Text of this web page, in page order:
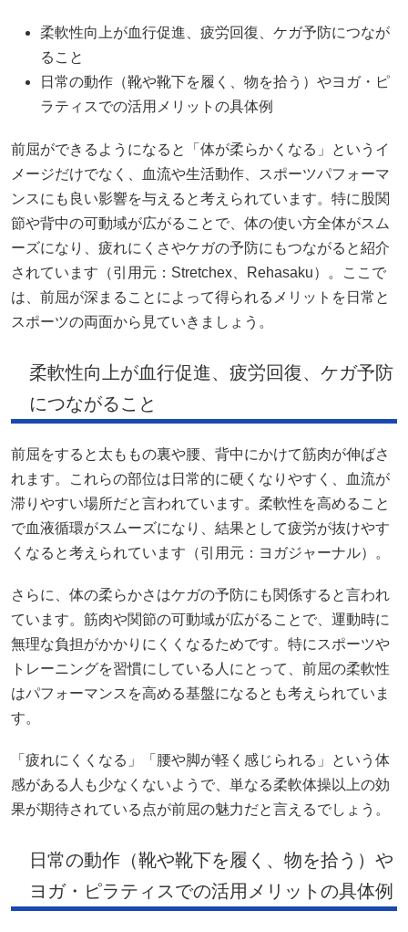
柔軟性向上が血行促進、疲労回復、ケガ予防につなが
ること
日常の動作（靴や靴下を履く、物を拾う）やヨガ・ピ
ラティスでの活用メリットの具体例
前屈ができるようになると「体が柔らかくなる」というイ
メージだけでなく、血流や生活動作、スポーツパフォーマ
ンスにも良い影響を与えると考えられています。特に股関
節や背中の可動域が広がることで、体の使い方全体がスム
ーズになり、疲れにくさやケガの予防にもつながると紹介
されています（引用元： Stretchex 、Rehasaku）。ここで
は、前屈が深まることによって得られるメリットを日常と
スポーツの両面から見ていきましょう。
柔軟性向上が血行促進、疲労回復、ケガ予防
につながること
前屈をすると太ももの裏や腰、背中にかけて筋肉が伸ばさ
れます。これらの部位は日常的に硬くなりやすく、血流が
滞りやすい場所だと言われています。柔軟性を高めること
で血液循環がスムーズになり、結果として疲労が抜けやす
くなると考えられています（引用元：ヨガジャーナル）。
さらに、体の柔らかさはケガの予防にも関係すると言われ
ています。筋肉や関節の可動域が広がることで、運動時に
無理な負担がかかりにくくなるためです。特にスポーツや
トレーニングを習慣にしている人にとって、前屈の柔軟性
はパフォーマンスを高める基盤になるとも考えられていま
す。
「疲れにくくなる」「腰や脚が軽く感じられる」という体
感がある人も少なくないようで、単なる柔軟体操以上の効
果が期待されている点が前屈の魅力だと言えるでしょう。
日常の動作（靴や靴下を履く、物を拾う）や
ヨガ・ピラティスでの活用メリットの具体例